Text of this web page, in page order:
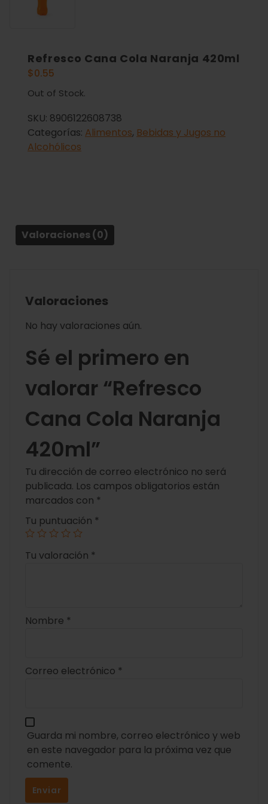
Refresco Cana Cola Naranja 420ml
$0.55
Out of Stock.
SKU: 8906122608738
Categorías: Alimentos, Bebidas y Jugos no
Alcohólicos
Valoraciones (0)
Valoraciones
No hay valoraciones aún.
Sé el primero en
valorar “Refresco
Cana Cola Naranja
420ml”
Tu dirección de correo electrónico no será
publicada. Los campos obligatorios están
marcados con *
Tu puntuación *
Tu valoración *
Nombre *
Correo electrónico *
Guarda mi nombre, correo electrónico y web
en este navegador para la próxima vez que
comente.